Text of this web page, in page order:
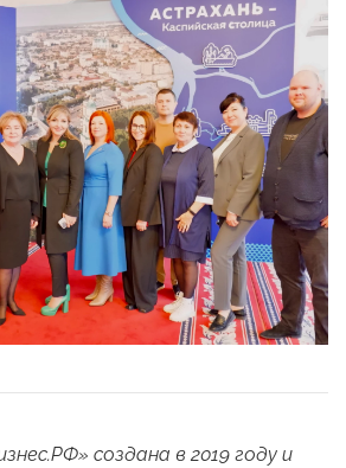
создана в 2019 году и